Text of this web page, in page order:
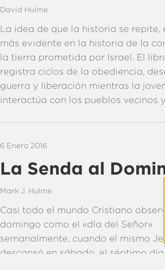
David Hulme
La idea de que la historia se repite,
más evidente en la historia de la
la tierra prometida por Israel. El
registra ciclos de la obediencia,
guerra y liberación mientras la
interactúa con los pueblos vecinos
6 Enero 2016
La Senda al
Mark J. Hulme
Casi todo el mundo Cristiano
domingo como el «día del Señor»
semanalmente, cuando el mismo
descansó en sábado, el séptimo